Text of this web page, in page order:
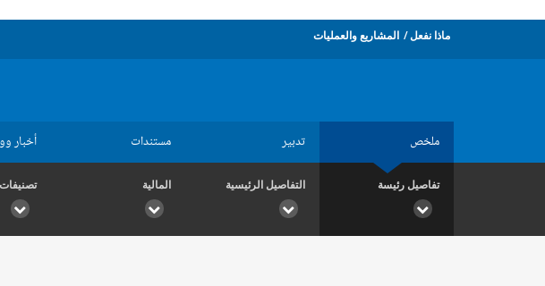
ماذا نفعل المشاريع والعمليات
ملخص تدبير مستندات أخبار
تفاصيل رئيسة التفاصيل الرئيسية المالية تصنيفات